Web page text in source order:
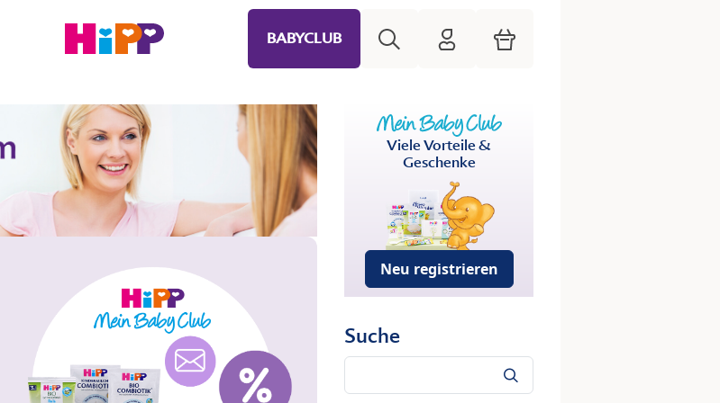
BABYCLUB HiPP Mein Babyclub
Warenkorb
Viele Vorteile &
Geschenke
Neu registrieren
Suche